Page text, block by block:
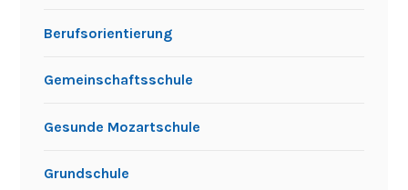
Berufsorientierung
Gemeinschaftsschule
Gesunde Mozartschule
Grundschule